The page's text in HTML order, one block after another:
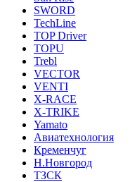
SWORD
TechLine
TOP Driver
TOPU
Trebl
VECTOR
VENTI
X-RACE
X-TRIKE
Yamato
Авиатехнология
Кременчуг
Н.Новгород
ТЗСК